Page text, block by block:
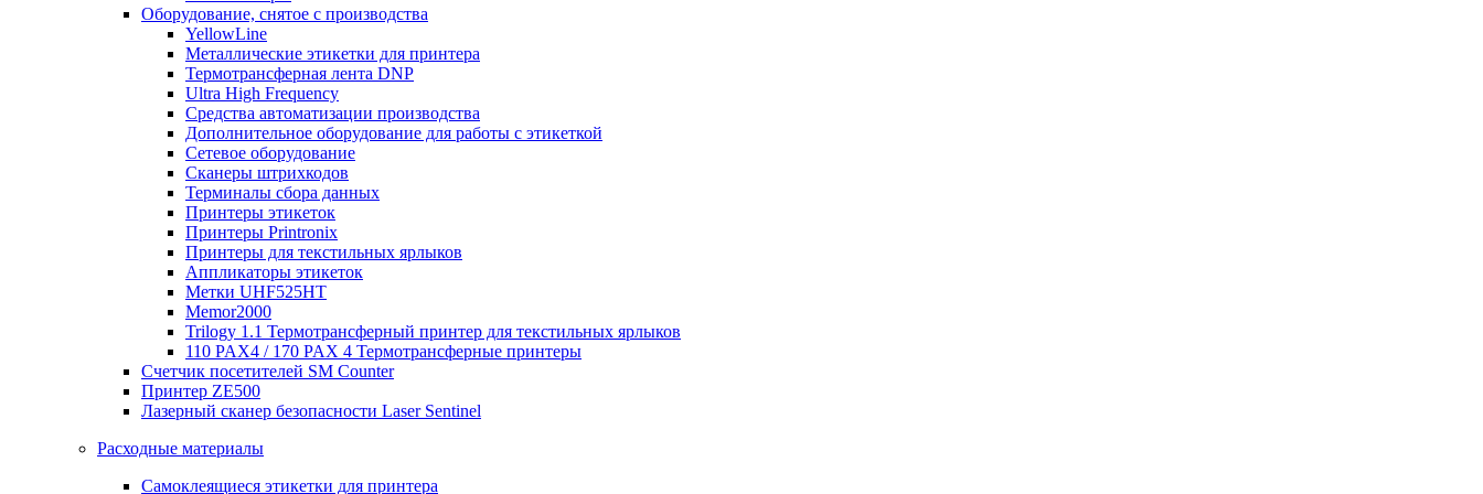
Оборудование, снятое с производства
YellowLine
Металлические этикетки для принтера
Термотрансферная лента DNP
Ultra High Frequency
Средства автоматизации производства
Дополнительное оборудование для работы с этикеткой
Сетевое оборудование
Сканеры штрихкодов
Терминалы сбора данных
Принтеры этикеток
Принтеры Printronix
Принтеры для текстильных ярлыков
Аппликаторы этикеток
Метки UHF525HT
Memor2000
Trilogy 1.1 Термотрансферный принтер для текстильных ярлыков
110 PAX4 / 170 PAX 4 Термотрансферные принтеры
Счетчик посетителей SM Counter
Принтер ZE500
Лазерный сканер безопасности Laser Sentinel
Расходные материалы
Самоклеящиеся этикетки для принтера